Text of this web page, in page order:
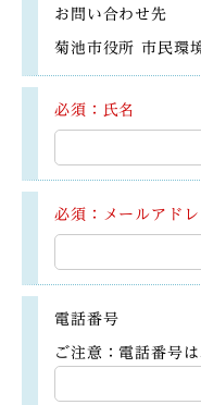
お問い合わせ先
菊池市役所 市民環
必須：氏名
必須：メールアドレ
電話番号
ご注意：電話番号